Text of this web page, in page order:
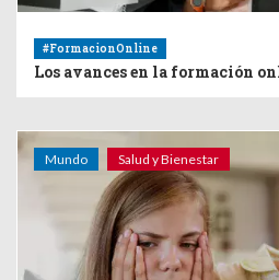
#FormacionOnline
Los avances en la formación
Mundo Salud y Bienestar